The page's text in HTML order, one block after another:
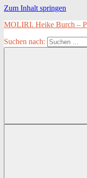
Zum Inhalt springen
MOLIRI. Heike Burch –
Suchen nach: